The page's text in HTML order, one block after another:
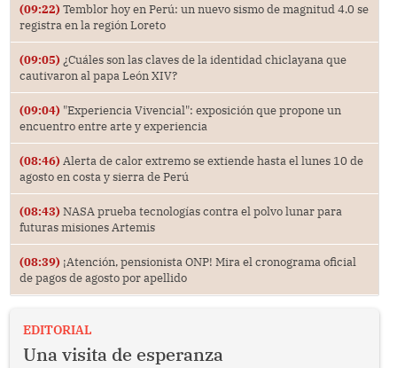
(09:22) Temblor hoy en Perú: un nuevo sismo de magnitud 4.0 se
registra en la región Loreto
(09:05) ¿Cuáles son las claves de la identidad chiclayana que
cautivaron al papa León XIV?
(09:04) "Experiencia Vivencial": exposición que propone un
encuentro entre arte y experiencia
(08:46) Alerta de calor extremo se extiende hasta el lunes 10 de
agosto en costa y sierra de Perú
(08:43) NASA prueba tecnologías contra el polvo lunar para
futuras misiones Artemis
(08:39) ¡Atención, pensionista ONP! Mira el cronograma oficial
de pagos de agosto por apellido
EDITORIAL
Una visita de esperanza